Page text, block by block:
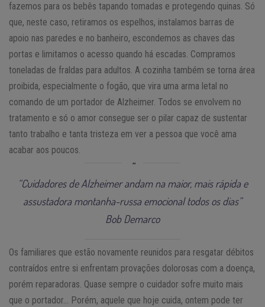
fazemos para os bebês tapando tomadas e protegendo quinas. Só
que, neste caso, retiramos os espelhos, instalamos barras de
apoio nas paredes e no banheiro, escondemos as chaves das
portas e limitamos o acesso quando há escadas. Compramos
toneladas de fraldas para adultos. A cozinha também se torna área
proibida, especialmente o fogão, que vira uma arma letal no
comando de um portador de Alzheimer. Todos se envolvem no
tratamento e só o amor consegue ser o pilar capaz de sustentar
tanto trabalho e tanta tristeza em ver a pessoa que você ama
acabar aos poucos.
“Cuidadores de Alzheimer andam na maior, mais rápida e
assustadora montanha-russa emocional todos os dias”
Bob Demarco
Os familiares que estão novamente reunidos para resgatar débitos
contraídos entre si enfrentam provações dolorosas com a doença,
porém reparadoras. Quase sempre o cuidador sofre muito mais
que o portador… Porém, aquele que hoje cuida, ontem pode ter